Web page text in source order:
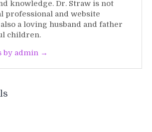
knowledge. Dr. Straw is not
professional and website
a loving husband and father
children.
by admin →